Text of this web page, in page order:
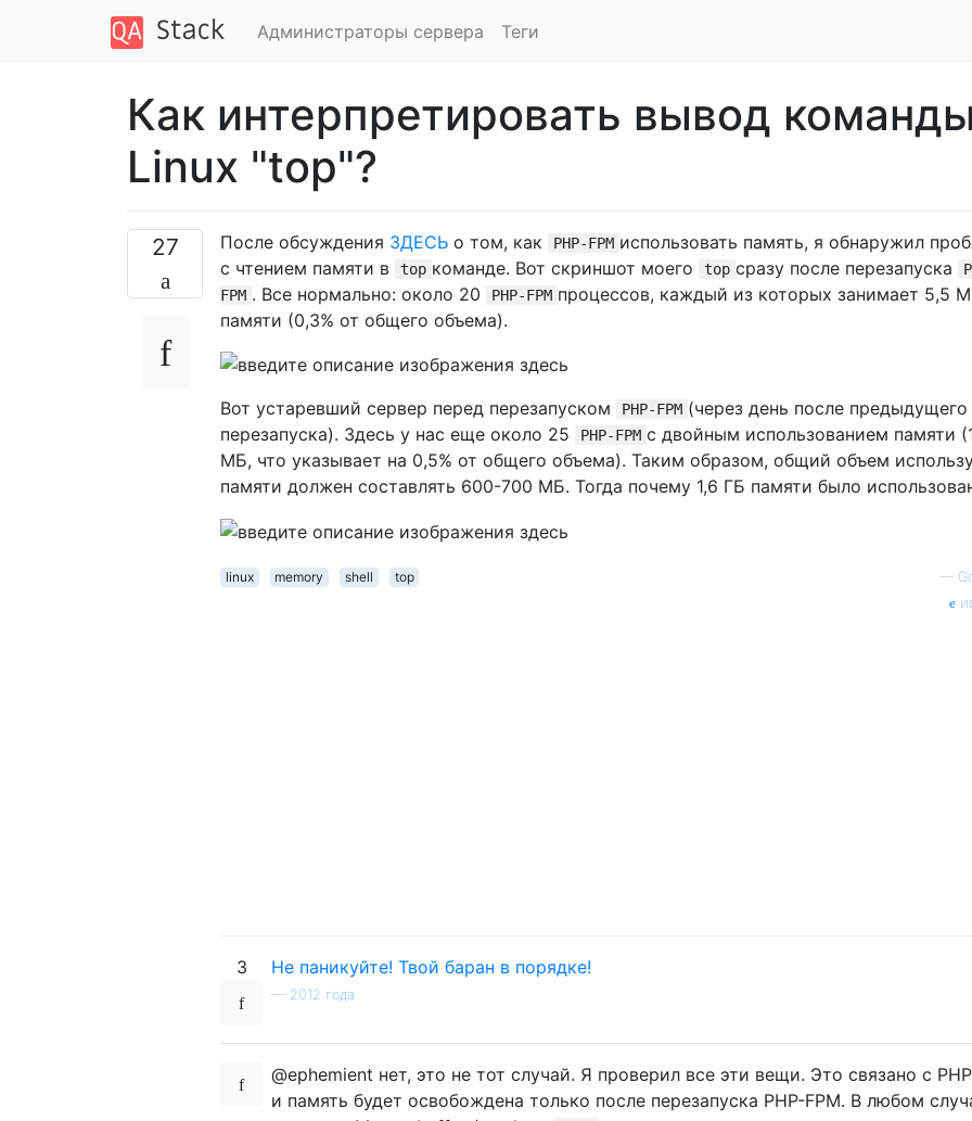
Администраторы сервера Теги
Как интерпретировать вывод
Linux "top"?
27 После обсуждения ЗДЕСЬ о том, как PHP-FPM использовать память, я обнаружил
с чтением памяти в
top команде. Вот скриншот моего top сразу после перезапуска
FPM . Все нормально: около 20 PHP-FPM процессов, каждый из которых занимает 5,5
памяти (0,3% от общего объема).
Вот устаревший сервер перед перезапуском PHP-FPM (через день после предыдущего
перезапуска). Здесь у нас еще около 25
PHP-FPM с двойным использованием памяти
МБ, что указывает на 0,5% от общего объема). Таким образом, общий объем
памяти должен составлять 600-700 МБ. Тогда почему 1,6 ГБ памяти было
linux memory shell top —
3 Не паникуйте! Твой баран в порядке!
— 2012 года
@ephemient нет, это не тот случай. Я проверил все эти вещи. Это связано с
и память будет освобождена только после перезапуска PHP-FPM. В любом